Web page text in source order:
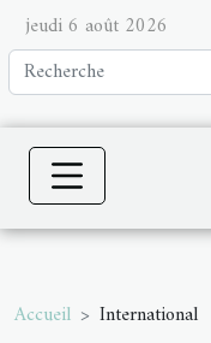
jeudi 6 août 2026
Accueil International